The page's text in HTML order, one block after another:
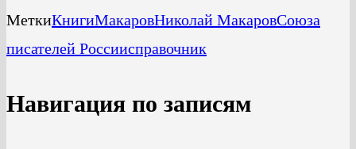
МеткиКнигиМакаровНиколай МакаровСоюза
писателей Россиисправочник
Навигация по записям